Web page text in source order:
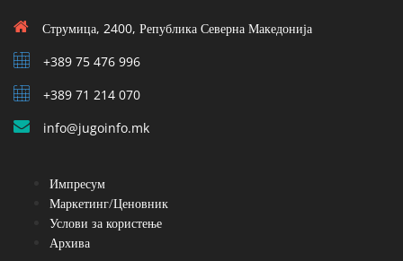
Струмица, 2400, Република Северна Македонија
+389 75 476 996
+389 71 214 070
info@jugoinfo.mk
Импресум
Маркетинг/Ценовник
Услови за користење
Архива